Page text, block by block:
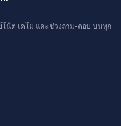
น้ต เดโม และช่วงถาม-ตอบ บนทุก